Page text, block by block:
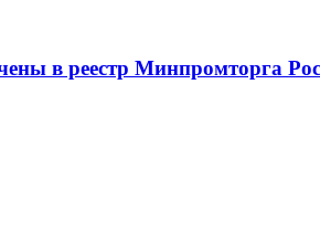
в реестр Минпромторга